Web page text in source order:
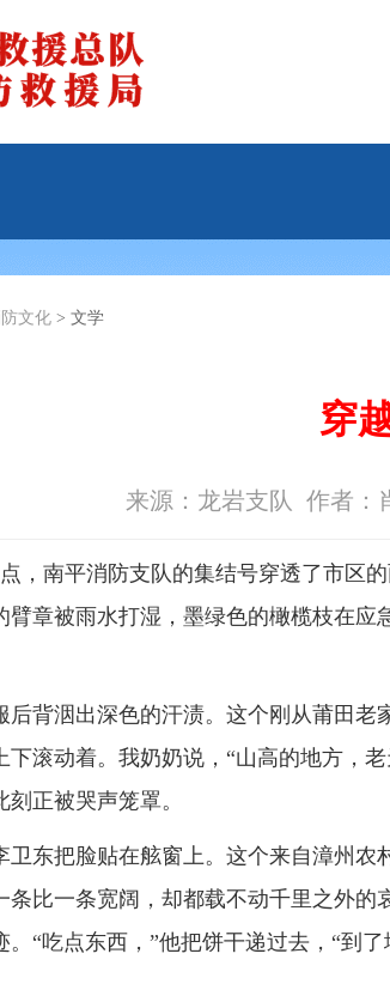
文化 > 文学
穿
来源：龙岩支队 作者：
，南平消防支队的集结号穿透了市区
臂章被雨水打湿，墨绿色的橄榄枝在
背洇出深色的汗渍。这个刚从莆田老
下滚动着。 我奶奶说， “山高的地方，老
正被哭声笼罩。
卫东把脸贴在舷窗上。这个来自漳州
比一条宽阔，却都载不动千里之外的
“吃点东西， ”他把饼干递过去， “到了